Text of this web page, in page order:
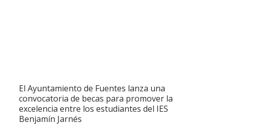
El Ayuntamiento de Fuentes lanza una
convocatoria de becas para promover la
excelencia entre los estudiantes del IES
Benjamín Jarnés